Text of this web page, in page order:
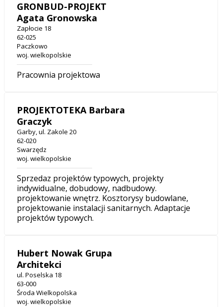
GRONBUD-PROJEKT
Agata Gronowska
Zapłocie 18
62-025
Paczkowo
woj. wielkopolskie
Pracownia projektowa
PROJEKTOTEKA Barbara
Graczyk
Garby, ul. Zakole 20
62-020
Swarzędz
woj. wielkopolskie
Sprzedaz projektów typowych, projekty
indywidualne, dobudowy, nadbudowy.
projektowanie wnętrz. Kosztorysy budowlane,
projektowanie instalacji sanitarnych. Adaptacje
projektów typowych.
Hubert Nowak Grupa
Architekci
ul. Poselska 18
63-000
Środa Wielkopolska
woj. wielkopolskie